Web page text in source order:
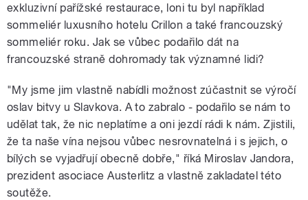
exkluzivní pařížské restaurace, loni tu byl například
sommeliér luxusního hotelu Crillon a také francouzský
sommeliér roku. Jak se vůbec podařilo dát na
francouzské straně dohromady tak významné lidi?
"My jsme jim vlastně nabídli možnost zúčastnit se výročí
oslav bitvy u Slavkova. A to zabralo - podařilo se nám to
udělat tak, že nic neplatíme a oni jezdí rádi k nám. Zjistili,
že ta naše vína nejsou vůbec nesrovnatelná i s jejich, o
bílých se vyjadřují obecně dobře," říká Miroslav Jandora,
prezident asociace Austerlitz a vlastně zakladatel této
soutěže.